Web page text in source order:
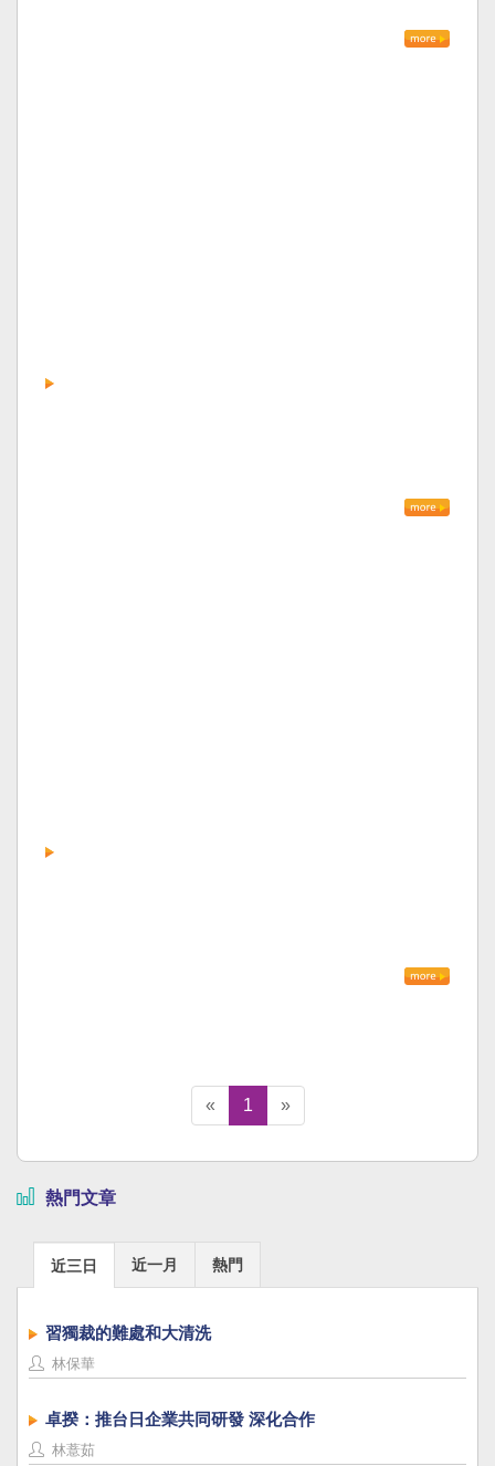
« 1 »
熱門文章
近三日 近一月 熱門
習獨裁的難處和大清洗
林保華
卓揆：推台日企業共同研發 深化合作
林薏茹